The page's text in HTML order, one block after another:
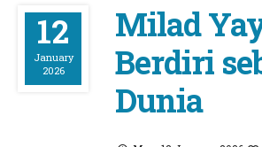
12
January
2026
Milad
Berdiri
Dunia